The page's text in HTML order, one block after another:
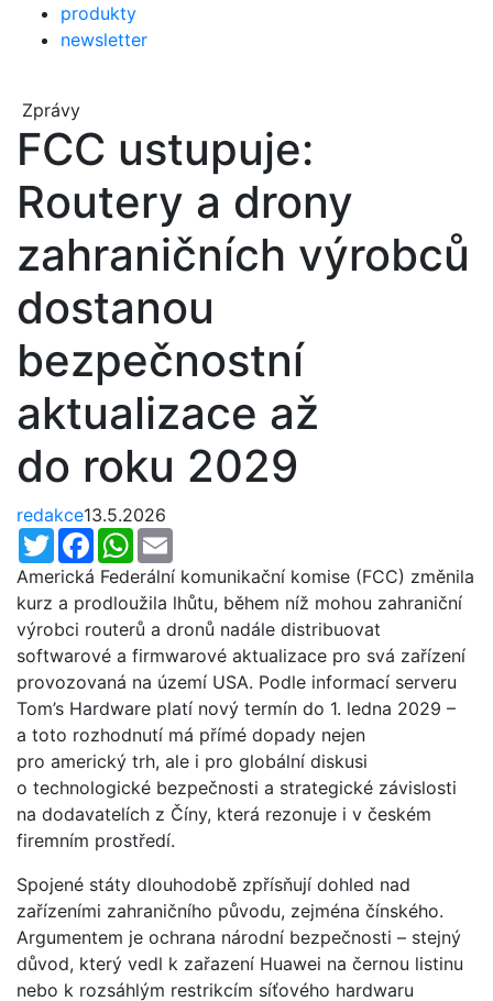
produkty
newsletter
Zprávy
FCC ustupuje:
Routery a drony
zahraničních výrobců
dostanou
bezpečnostní
aktualizace až
do roku 2029
redakce13.5.2026
TwitterFacebookWhatsApp
Americká Federální komunikační komise (FCC) změnila
kurz a prodloužila lhůtu, během níž mohou zahraniční
výrobci routerů a dronů nadále distribuovat
softwarové a firmwarové aktualizace pro svá zařízení
provozovaná na území USA. Podle informací serveru
Tom’s Hardware platí nový termín do 1. ledna 2029 –
a toto rozhodnutí má přímé dopady nejen
pro americký trh, ale i pro globální diskusi
o technologické bezpečnosti a strategické závislosti
na dodavatelích z Číny, která rezonuje i v českém
firemním prostředí.
Spojené státy dlouhodobě zpřísňují dohled nad
zařízeními zahraničního původu, zejména čínského.
Argumentem je ochrana národní bezpečnosti – stejný
důvod, který vedl k zařazení Huawei na černou listinu
nebo k rozsáhlým restrikcím síťového hardwaru